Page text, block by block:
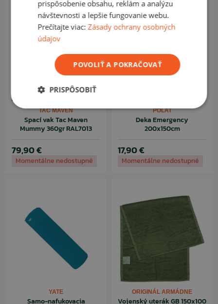
TAC MAVEN
Spací vak Tac Maven
Mummy 360gr RAL7013
79,90 €
Momentálne nedostupné
POLAT
Deka Emergency
200x150cm
17,90 €
Momentálne nedostupné
YATE
Samo-nafukovacia
ORIGINÁL ARMÁDNE
Vojenský uterák GB 150x100
prispôsobenie obsahu, reklám a analýzu
návštevnosti a lepšie fungovanie webu.
Prečítajte viac:Zásady ochrany osobných
údajov
POVOLIŤ A POKRAČOVAŤ
PRISPÔSOBIŤ